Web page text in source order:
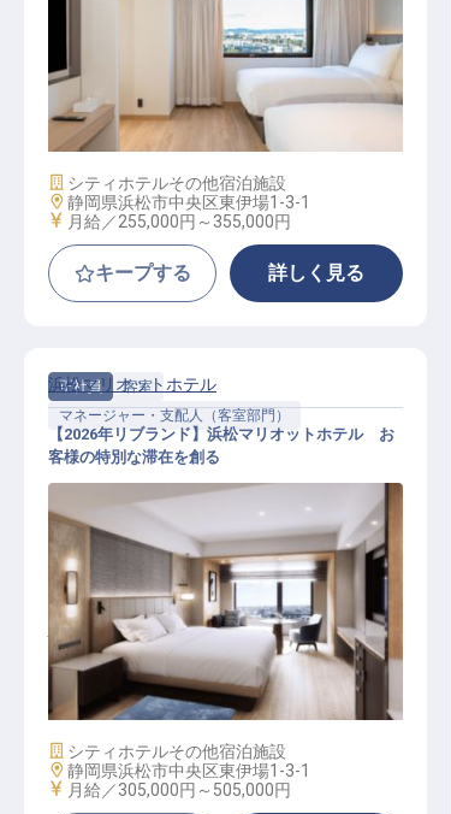
宿泊予約スーパーバイザー│旅のは
じまりを支え、世界をつなぐ
施設業態
シティホテルその他宿泊施設
勤務地
静岡県浜松市中央区東伊場1-3-1
給与
月給／255,000円～ 355,000円
キープする 詳しく見る
正社員
客室
マネージャー・支配人（客室部門）
ハウスキーピングマネージャー│202
6年リブランド開業／上質な空間を
浜松マリオットホテル
【2026年リブランド】浜松マリオットホテル お
客様の特別な滞在を創る
施設業態
シティホテルその他宿泊施設
勤務地
静岡県浜松市中央区東伊場1-3-1
給与
月給／305,000円～ 505,000円